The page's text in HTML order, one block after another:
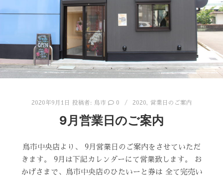
2020年9月1日 投稿者: 鳥市 0 2020, 営業日のご案内
9月営業日のご案内
鳥市中央店より、 9月営業日のご案内をさせていただ
きます。 9月は下記カレンダーにて営業致します。 お
かげさまで、鳥市中央店のひたいーと券は 全て完売い